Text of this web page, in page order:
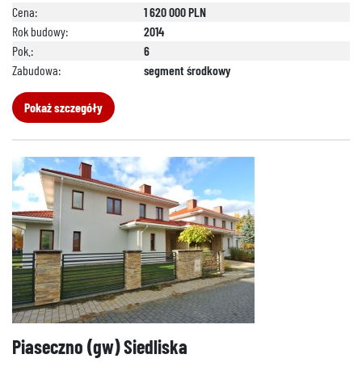
Cena:
1 620 000 PLN
Rok budowy:
2014
Pok.:
6
Zabudowa:
segment środkowy
Pokaż szczegóły
Piaseczno (gw) Siedliska